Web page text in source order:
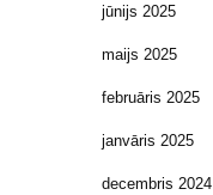
jūnijs 2025
maijs 2025
februāris 2025
janvāris 2025
decembris 2024